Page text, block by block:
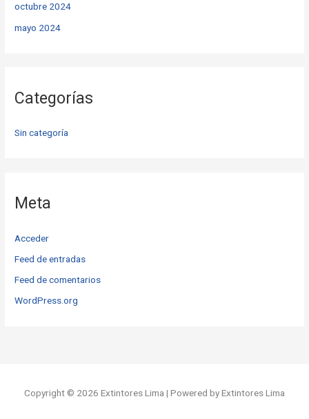
octubre 2024
mayo 2024
Categorías
Sin categoría
Meta
Acceder
Feed de entradas
Feed de comentarios
WordPress.org
Copyright © 2026 Extintores Lima | Powered by Extintores Lima